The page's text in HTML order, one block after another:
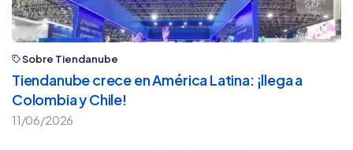
Sobre Tiendanube
Tiendanube crece en América Latina: ¡llega a
Colombia y Chile!
11/06/2026